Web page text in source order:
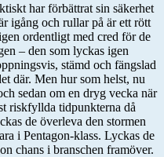
har förbättrat sin säkerhet
igång och rullar på är ett rött
ordentligt med cred för de
– den som lyckas igen
stämd och fängslad
där. Men hur som helst, nu
sedan om en dryg vecka när
riskfyllda tidpunkterna då
de överleva den stormen
i Pentagon-klass. Lyckas de
chans i branschen framöver.